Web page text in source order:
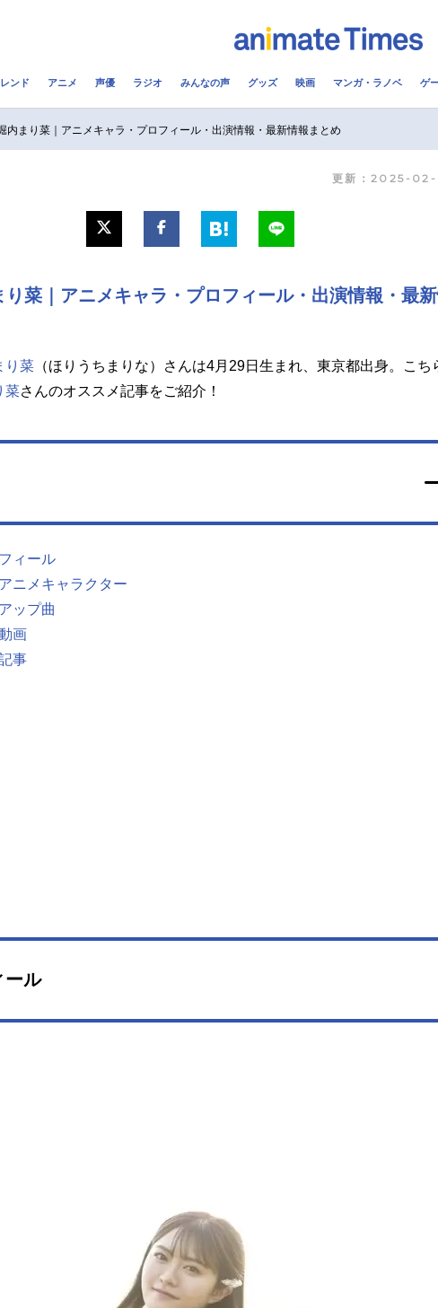
2.5次元
声優記事一覧
アニメ映画一覧
男性声優/女性声優一覧
今
夏
レンド アニメ 声優 ラジオ みんなの声 グッズ 映画 マンガ・ラノベ ゲ
内まり菜｜アニメキャラ・プロフィール・出演情報・最新情報まとめ
更新：2025-
り菜｜アニメキャラ・プロフィール・出演情報・最
り菜 （ほりうちまりな）さんは4月29日生まれ、東京都出身。こち
菜さんのオススメ記事をご紹介！
ィール
ニメキャラクター
ップ曲
画
事
ール